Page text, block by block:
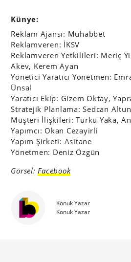
Künye:
Reklam Ajansı: Muhabbet
Reklamveren: İKSV
Reklamveren Yetkilileri: Meriç
Akev, Kerem Ayan
Yönetici Yaratıcı Yönetmen:
Ünsal
Yaratıcı Ekip: Gizem Oktay,
Stratejik Planlama: Sedcan
Müşteri İlişkileri: Türkü Yaka,
Yapımcı: Okan Cezayirli
Yapım Şirketi: Asitane
Yönetmen: Deniz Özgün
Görsel:Facebook
Konuk Yazar
Konuk Yazar